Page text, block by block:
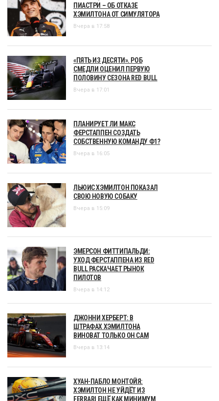
ПИАСТРИ – ОБ ОТКАЗЕ
ХЭМИЛТОНА ОТ СИМУЛЯТОРА
Вчера в 17:58
«ПЯТЬ ИЗ ДЕСЯТИ». РОБ
СМЕДЛИ ОЦЕНИЛ ПЕРВУЮ
ПОЛОВИНУ СЕЗОНА RED BULL
Вчера в 17:01
ПЛАНИРУЕТ ЛИ МАКС
ФЕРСТАППЕН СОЗДАТЬ
СОБСТВЕННУЮ КОМАНДУ Ф1?
Вчера в 16:05
ЛЬЮИС ХЭМИЛТОН ПОКАЗАЛ
СВОЮ НОВУЮ СОБАКУ
Вчера в 15:09
ЭМЕРСОН ФИТТИПАЛЬДИ:
УХОД ФЕРСТАППЕНА ИЗ RED
BULL РАСКАЧАЕТ РЫНОК
ПИЛОТОВ
Вчера в 14:12
ДЖОННИ ХЕРБЕРТ: В
ШТРАФАХ ХЭМИЛТОНА
ВИНОВАТ ТОЛЬКО ОН САМ
Вчера в 13:14
ХУАН-ПАБЛО МОНТОЙЯ:
ХЭМИЛТОН НЕ УЙДЁТ ИЗ
FERRARI ЕЩЁ КАК МИНИМУМ